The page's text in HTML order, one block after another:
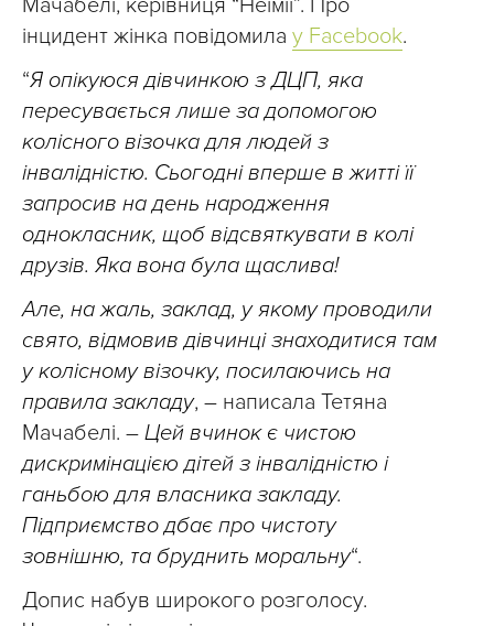
Мачабелі, керівниця “Неїмії”. Про
інцидент жінка повідомила у Facebook.
“Я опікуюся дівчинкою з ДЦП, яка
пересувається лише за допомогою
колісного візочка для людей з
інвалідністю. Сьогодні вперше в житті її
запросив на день народження
однокласник, щоб відсвяткувати в колі
друзів. Яка вона була щаслива!
Але, на жаль, заклад, у якому проводили
свято, відмовив дівчинці знаходитися там
у колісному візочку, посилаючись на
правила закладу, – написала Тетяна
Мачабелі. – Цей вчинок є чистою
дискримінацією дітей з інвалідністю і
ганьбою для власника закладу.
Підприємство дбає про чистоту
зовнішню, та бруднить моральну“.
Допис набув широкого розголосу.